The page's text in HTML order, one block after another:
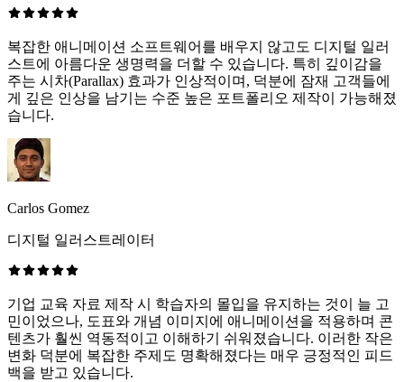
복잡한 애니메이션 소프트웨어를 배우지 않고도 디지털 일러
스트에 아름다운 생명력을 더할 수 있습니다. 특히 깊이감을
주는 시차(Parallax) 효과가 인상적이며, 덕분에 잠재 고객들에
게 깊은 인상을 남기는 수준 높은 포트폴리오 제작이 가능해졌
습니다.
Carlos Gomez
디지털 일러스트레이터
기업 교육 자료 제작 시 학습자의 몰입을 유지하는 것이 늘 고
민이었으나, 도표와 개념 이미지에 애니메이션을 적용하며 콘
텐츠가 훨씬 역동적이고 이해하기 쉬워졌습니다. 이러한 작은
변화 덕분에 복잡한 주제도 명확해졌다는 매우 긍정적인 피드
백을 받고 있습니다.